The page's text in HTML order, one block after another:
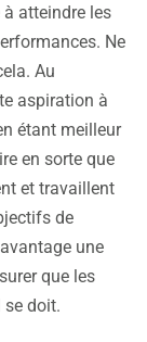
à atteindre les
Ne
Au
aspiration à
étant meilleur
en sorte que
et travaillent
de
une
que les
doit.